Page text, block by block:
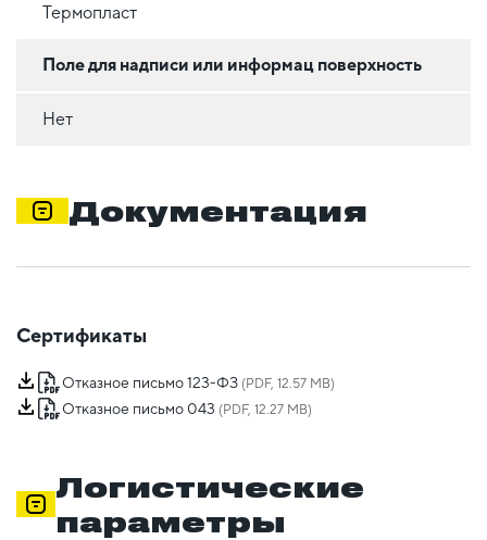
Термопласт
Поле для надписи или информац поверхность
Нет
Документация
Сертификаты
Отказное письмо 123-ФЗ (PDF, 12.57 MB)
Отказное письмо 043 (PDF, 12.27 MB)
Логистические
параметры